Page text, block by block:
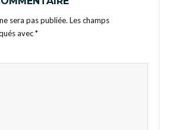
sera pas publiée. Les champs
avec*